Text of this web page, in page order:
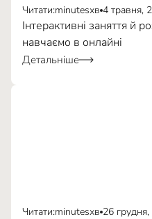
Читати:minutesхв 4 травня,
Інтерактивні заняття й
навчаємо в онлайні
Детальніше
Читати:minutesхв 26